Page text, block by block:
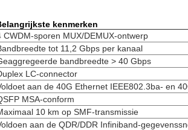
kenmerken
CWDM-sporen MUX/DEMUX-ontwerp
tot 11,2 Gbps per kanaal
bandbreedte > 40 Gbps
LC-connector
aan de 40G Ethernet IEEE802.3ba- en
MSA-conform
10 km op SMF-transmissie
aan de QDR/DDR Infiniband-